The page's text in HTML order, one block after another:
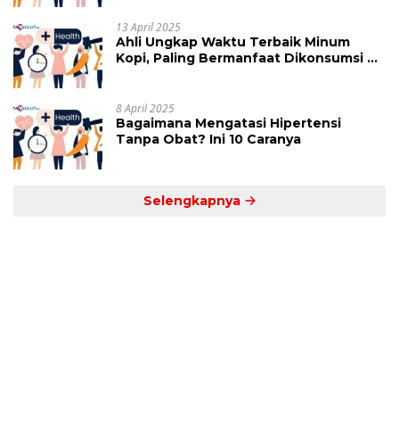
13 April 2025
Ahli Ungkap Waktu Terbaik Minum
Kopi, Paling Bermanfaat Dikonsumsi di
8 April 2025
Bagaimana Mengatasi Hipertensi
Tanpa Obat? Ini 10 Caranya
Selengkapnya